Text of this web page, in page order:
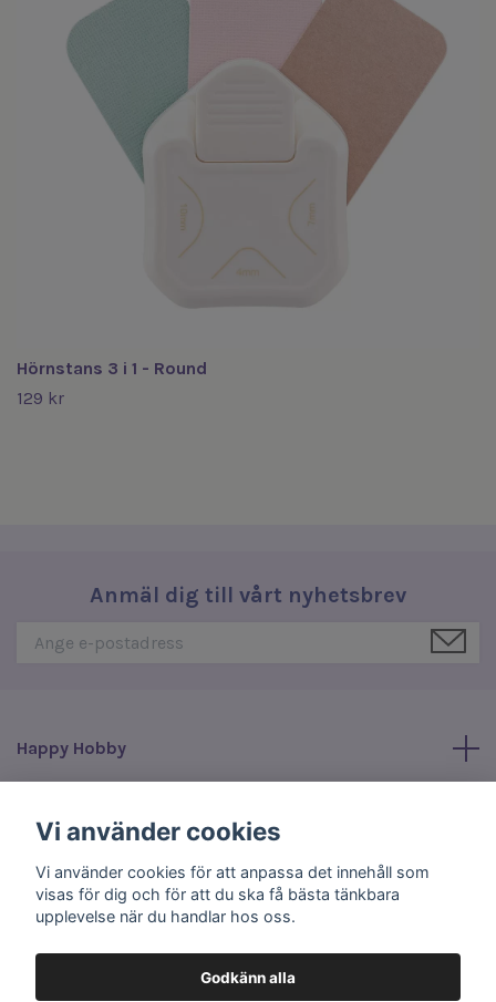
Hörnstans 3 i 1 - Round
129 kr
Anmäl dig till vårt nyhetsbrev
Happy Hobby
Sociala medier
Vi använder cookies
Vi använder cookies för att anpassa det innehåll som
visas för dig och för att du ska få bästa tänkbara
upplevelse när du handlar hos oss.
Godkänn alla